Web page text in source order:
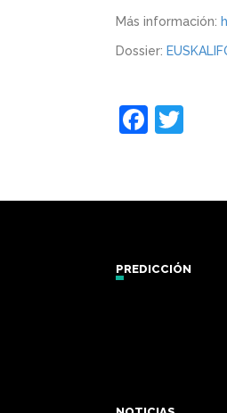
Más información:
Dossier:
PREDICCIÓN